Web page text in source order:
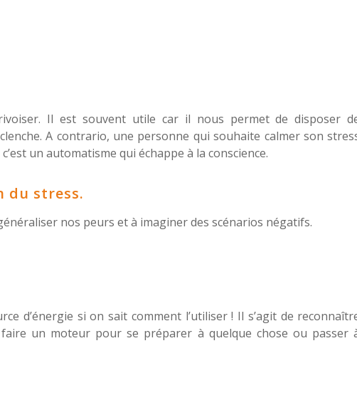
Il est souvent utile car il nous permet de disposer
A contrario, une personne qui souhaite calmer son
un automatisme qui échappe à la conscience.
du stress.
nos peurs et à imaginer des scénarios négatifs.
d’énergie si on sait comment l’utiliser ! Il s’agit de
un moteur pour se préparer à quelque chose ou passer